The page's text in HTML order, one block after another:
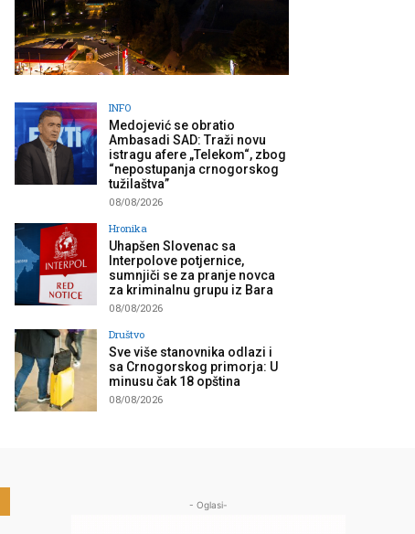
INFO
Medojević se obratio
Ambasadi SAD: Traži novu
istragu afere „Telekom“, zbog
“nepostupanja crnogorskog
tužilaštva”
08/08/2026
Hronika
Uhapšen Slovenac sa
Interpolove potjernice,
sumnjiči se za pranje novca
za kriminalnu grupu iz Bara
08/08/2026
Društvo
Sve više stanovnika odlazi i
sa Crnogorskog primorja: U
minusu čak 18 opština
08/08/2026
- Oglasi-